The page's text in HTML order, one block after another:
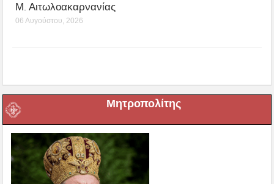
Μ. Αιτωλοακαρνανίας
06 Αυγούστου, 2026
Μητροπολίτης